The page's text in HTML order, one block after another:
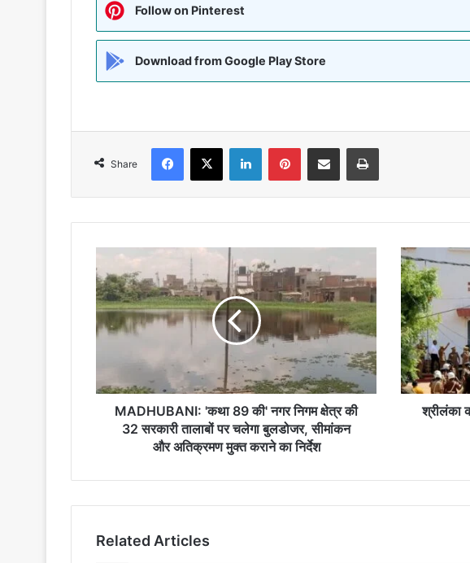
Follow on Pinterest
Download from Google Play Store
Share
Facebook
X LinkedInPinterestShare via Email Print
MADHUBANI:
'कथा
89
की'
नगर
निगम
32
सरकारी
मुक्त
MADHUBANI: 'कथा 89 की' नगर निगम क्षेत्र की
32 सरकारी तालाबों पर चलेगा बुलडोजर, सीमांकन
और अतिक्रमण मुक्त कराने का निर्देश
श्रीलंका
की
नेगोम्बो
जेल
में
हिंसक
झड़प,
25
की
श्रीलंका
Related Articles